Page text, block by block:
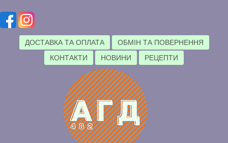
ДОСТАВКА ТА ОПЛАТА
ОБМІН ТА ПОВЕРНЕННЯ
КОНТАКТИ
НОВИНИ РЕЦЕПТИ